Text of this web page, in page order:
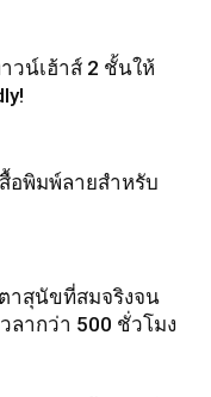
วน์เฮ้าส์ 2 ชั้นให้
อพิมพ์ลายสำหรับ
าสุนัขที่สมจริงจน
ลากว่า 500 ชั่วโมง